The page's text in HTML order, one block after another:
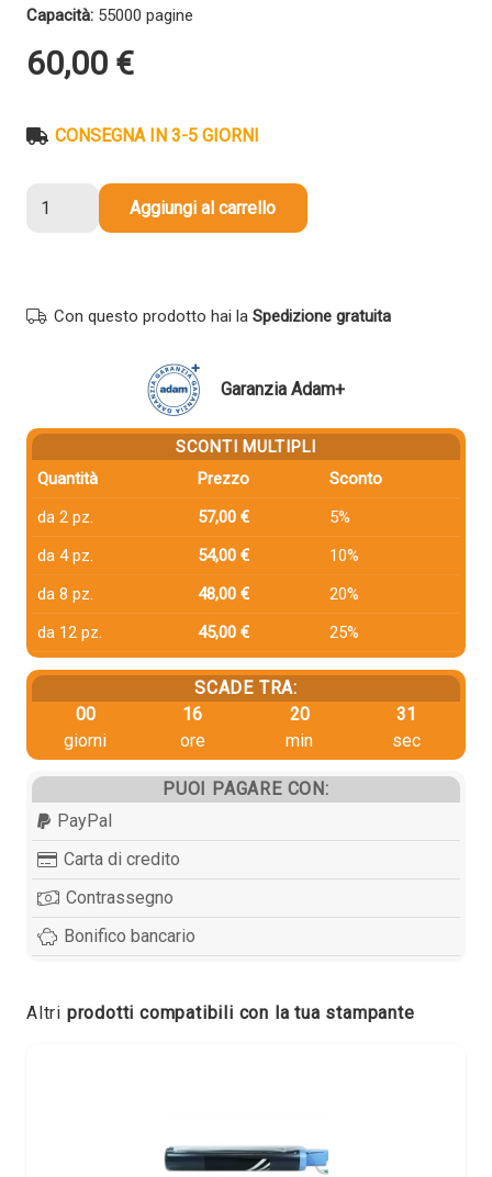
Capacità: 55000 pagine
60,00 €
CONSEGNA IN 3-5 GIORNI
compatibile
EXV14DR
Aggiungi al carrello
Con questo prodotto hai la Spedizione gratuita
Garanzia Adam+
SCONTI MULTIPLI
Quantità
Prezzo
Sconto
da 2 pz.
57,00 €
5%
da 4 pz.
54,00 €
10%
da 8 pz.
48,00 €
20%
da 12 pz.
45,00 € 25%
SCADE TRA:
00
giorni
16
ore
20
min
30
sec
PUOI PAGARE CON:
PayPal
Carta di credito
Contrassegno
Bonifico bancario
Altri prodotti compatibili con la tua stampante